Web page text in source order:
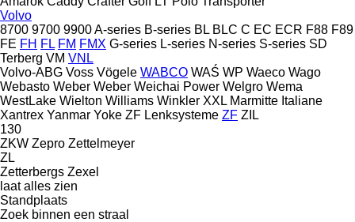
Volvo
8700 9700 9900A-series B-series BL BLC C EC ECR F88 F89
FE FH FL FM FMX G-series L-series N-series S-series SD
Terberg VM VNL
Volvo-ABG Voss Vögele WABCO WAŚ WP Waeco Wago
Webasto Weber Weber Weichai Power Welgro Wema
WestLake Wielton Williams Winkler XXL Marmitte Italiane
Xantrex Yanmar Yoke ZF Lenksysteme ZF ZIL
130
ZKW Zepro Zettelmeyer
ZL
Zetterbergs Zexel
laat alles zien
Standplaats
Zoek binnen een straal